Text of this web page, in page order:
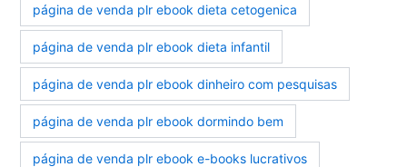
página de venda plr ebook dieta cetogenica
página de venda plr ebook dieta infantil
página de venda plr ebook dinheiro com pesquisas
página de venda plr ebook dormindo bem
página de venda plr ebook e-books lucrativos